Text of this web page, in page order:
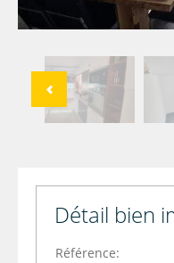
Détail bien
Référence: